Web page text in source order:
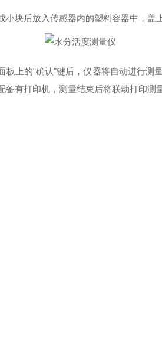
小块后放入传感器内的塑料容器中，盖
板上的“确认"键后，仪器将自动进行测
备有打印机，测量结束后将联动打印测